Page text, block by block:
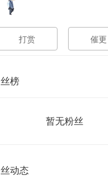
打赏 催更
榜
暂无粉丝
动态